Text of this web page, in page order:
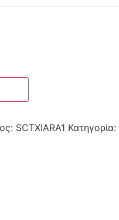
SCTXIARA1 Κατηγορία: